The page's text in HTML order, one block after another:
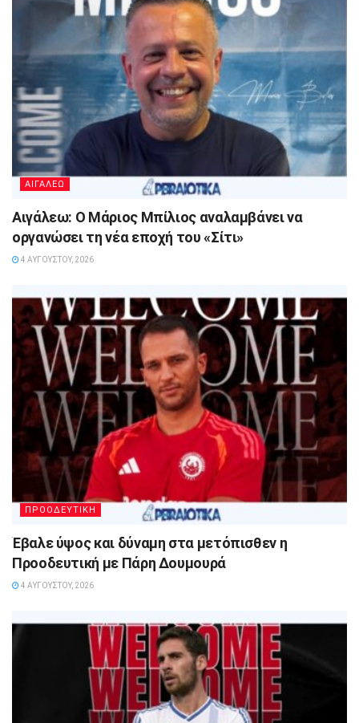
ΑΙΓΑΛΕΩ
Αιγάλεω: Ο Μάριος Μπίλιος αναλαμβάνει να
οργανώσει τη νέα εποχή του «Σίτι»
4 ΑΥΓΟΎΣΤΟΥ, 2026
ΠΡΟΟΔΕΥΤΙΚΗ
Έβαλε ύψος και δύναμη στα μετόπισθεν η
Προοδευτική με Πάρη Δουμουρά
4 ΑΥΓΟΎΣΤΟΥ, 2026